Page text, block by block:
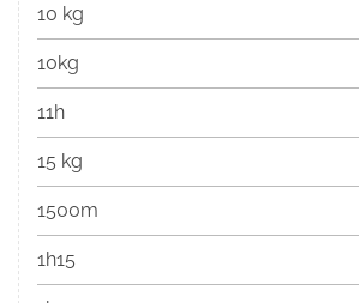
10 kg
10kg
11h
15 kg
1500m
1h15